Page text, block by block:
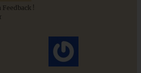
Erdbeer-Tiramisu im Glas
!